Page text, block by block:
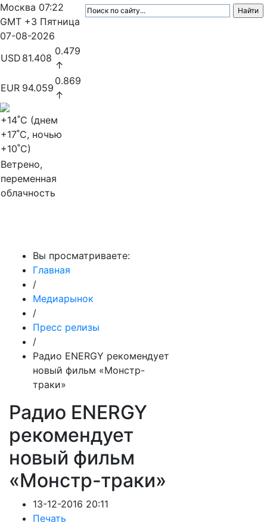
Москва 07:22
GMT +3 Пятница
07-08-2026
USD 81.408
0.479
↑
EUR 94.059
0.869
↑
+14˚C (днем
+17˚C, ночью
+10˚C)
Ветрено,
переменная
облачность
Вы просматриваете:
Главная
/
Медиарынок
/
Пресс релизы
/
Радио ENERGY рекомендует
новый фильм «Монстр-
траки»
Радио ENERGY
рекомендует
новый фильм
«Монстр-траки»
13-12-2016 20:11
Печать